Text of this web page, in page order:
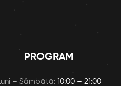
PROGRAM
Luni – Sâmbătă: 10:00 – 21:00